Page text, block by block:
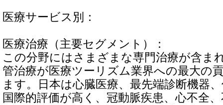
医療サービス別：
医療治療（主要セグメント）：
この分野にはさまざまな専門治療が含ま
管治療が医療ツーリズム業界への最大の
ます。日本は心臓医療、最先端診断機器
国際的評価が高く、冠動脈疾患、心不全